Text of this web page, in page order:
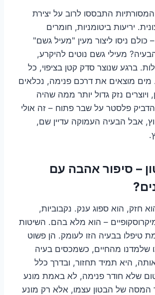
התבססו לרוב על יצירת
יריעות ביטומניות, חומרים
כולם ניסו ליצור מעין "מעיל גשם"
מעילי גשם נוטים להיקרע,
ברגע שנוצר סדק קטן בציפוי, כל
מים מוצאים את דרכם פנימה, נכלאים
ויוצרים נזק גדול יותר ממה שהיה
פלסטר על שבר פתוח – זה אולי
אבל הבעיה העמוקה עדיין שם,
– סיפור אהבה עם
חזק, הוא ספוג ענק. נקבוביות,
– הוא מלא בהם. השיטות
טיפלו בבעיה הזו לעומק. הן פשוט
שלמדנו מהחיים, כשמכסים בעיה
היא תמיד תחזור, ובדרך כלל
שלא חודר פנימה, לא באמת מונע
המסה של הבטון עצמו, אלא רק מונע